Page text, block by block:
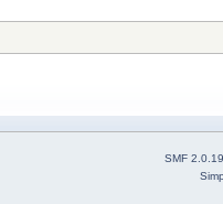
SMF 2.0.19